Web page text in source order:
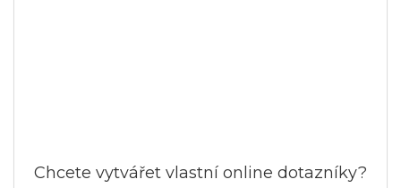
Chcete vytvářet vlastní online dotazníky?